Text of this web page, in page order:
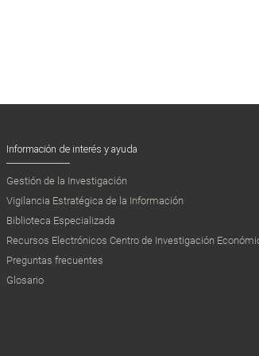
Información de interés y ayuda
Gestión de la Investigación
Vigilancia Estratégica de la Información
Biblioteca Especializada
Recursos Electrónicos Centro de Investigación
Preguntas frecuentes
Glosario